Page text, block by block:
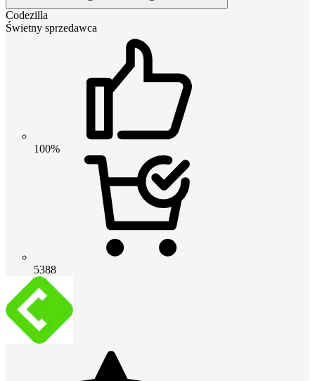
Codezilla
Świetny sprzedawca
100%
5388